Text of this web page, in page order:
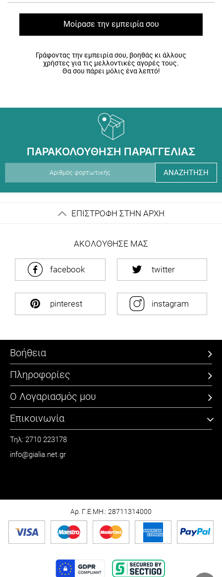
Μοίρασε την εμπειρία σου
Γράφοντας την εμπειρία σου, βοηθάς κι άλλους
χρήστες για τις μελλοντικές αγορές τους.
Θα σου πάρει μόλις ένα λεπτό!
ΠΑΡΑΚΟΛΟΥΘΗΣΗ ΠΑΡΑΓΓΕΛΙΑΣ
ΑΝΑΖΗΤΗΣΗ
ΕΠΙΣΤΡΟΦΗ ΣΤΗΝ ΑΡΧΗ
ΑΚΟΛΟΥΘΗΣΕ ΜΑΣ
facebook twitter
pinterest instagram
Βοήθεια
Πληροφορίες
Ο Λογαριασμός μου
Επικοινωνία
Τηλ: 2710 223178
info@gialia.net.gr
Αρ. Γ.Ε.ΜΗ.: 28711314000